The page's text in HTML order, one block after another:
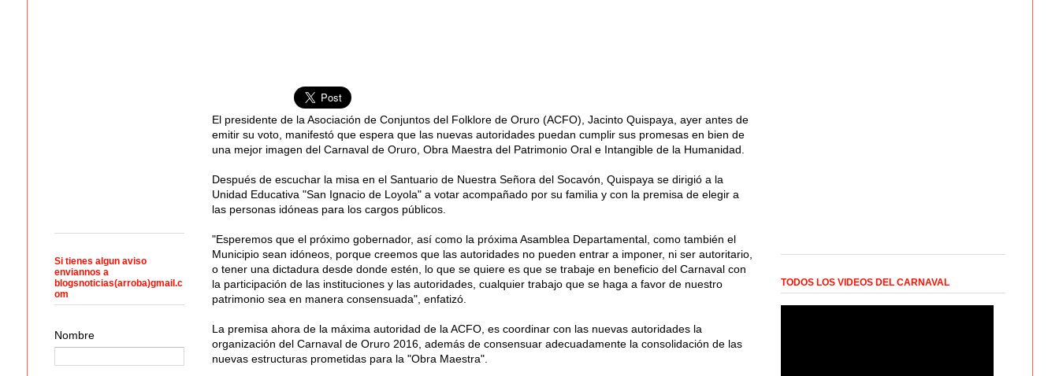
El presidente de la Asociación de Conjuntos del Folklore de Oruro (ACFO), Jacinto Quispaya, ayer antes de
emitir su voto, manifestó que espera que las nuevas autoridades puedan cumplir sus promesas en bien de
una mejor imagen del Carnaval de Oruro, Obra Maestra del Patrimonio Oral e Intangible de la Humanidad.
Después de escuchar la misa en el Santuario de Nuestra Señora del Socavón, Quispaya se dirigió a la
Unidad Educativa "San Ignacio de Loyola" a votar acompañado por su familia y con la premisa de elegir a
las personas idóneas para los cargos públicos.
"Esperemos que el próximo gobernador, así como la próxima Asamblea Departamental, como también el
Municipio sean idóneos, porque creemos que las autoridades no pueden entrar a imponer, ni ser autoritario,
o tener una dictadura desde donde estén, lo que se quiere es que se trabaje en beneficio del Carnaval con
la participación de las instituciones y las autoridades, cualquier trabajo que se haga a favor de nuestro
patrimonio sea en manera consensuada", enfatizó.
La premisa ahora de la máxima autoridad de la ACFO, es coordinar con las nuevas autoridades la
organización del Carnaval de Oruro 2016, además de consensuar adecuadamente la consolidación de las
nuevas estructuras prometidas para la "Obra Maestra".
Si tienes algun aviso
enviannos a
blogsnoticias(arroba)gmail.c
om
Nombre
TODOS LOS VIDEOS DEL CARNAVAL